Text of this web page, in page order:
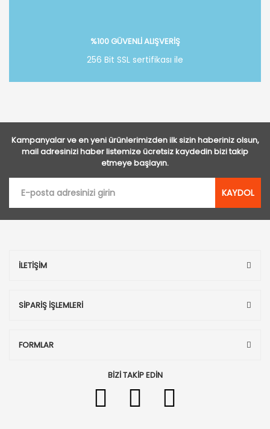
%100 GÜVENLİ ALIŞVERİŞ
256 Bit SSL sertifikası ile
Kampanyalar ve en yeni ürünlerimizden ilk sizin haberiniz olsun,
mail adresinizi haber listemize ücretsiz kaydedin bizi takip
etmeye başlayın.
KAYDOL
İLETİŞİM
SİPARİŞ İŞLEMLERİ
FORMLAR
BİZİ TAKİP EDİN